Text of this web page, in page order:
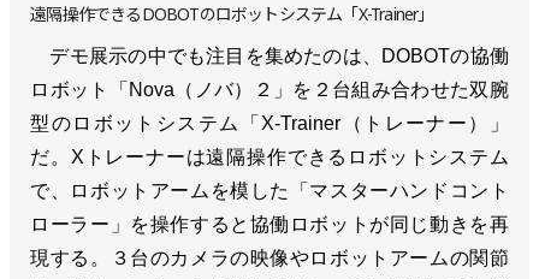
遠隔操作できるDOBOTのロボットシステム「X-Trainer」
デモ展示の中でも注目を集めたのは、DOBOTの協働
ロボット「Nova（ノバ）２」を２台組み合わせた双腕
型のロボットシステム「X-Trainer（トレーナー）」
だ。Xトレーナーは遠隔操作できるロボットシステム
で、ロボットアームを模した「マスターハンドコント
ローラー」を操作すると協働ロボットが同じ動きを再
現する。３台のカメラの映像やロボットアームの関節